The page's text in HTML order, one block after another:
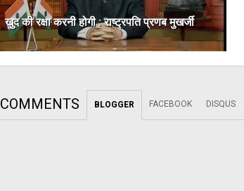
खुद की रक्षा करनी होगी : राष्ट्रपति प्रणब मुखर्जी
COMMENTS BLOGGER FACEBOOK DISQUS